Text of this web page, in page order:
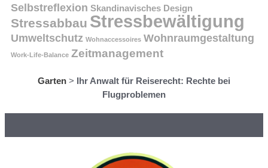
Selbstreflexion Skandinavisches Design
Stressabbau Stressbewältigung
Umweltschutz Wohnaccessoires Wohnraumgestaltung
Work-Life-Balance Zeitmanagement
Garten > Ihr Anwalt für Reiserecht: Rechte bei
Flugproblemen